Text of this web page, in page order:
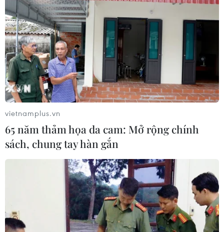
Iran
03/08/2026 06:24
Tổng thống Trump thông báo thời
điểm Mỹ nối lại đàm phán với Iran
03/08/2026 00:50
Xem thêm
CƠ QUAN CHỦ QUẢN: THÔNG TẤN XÃ VIỆT NAM
Tổng Biên tập: TRẦN TIẾN DUẨN
vietnamplus.vn
65 năm thảm họa da cam: Mở rộng chính
sách, chung tay hàn gắn